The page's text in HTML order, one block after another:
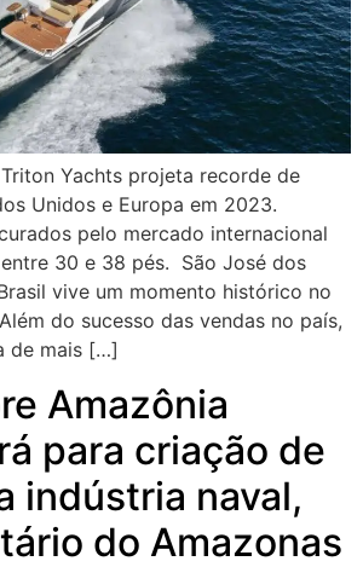
Yachts projeta recorde de
Unidos e Europa em 2023.
pelo mercado internacional
30 e 38 pés. São José dos
vive um momento histórico no
do sucesso das vendas no país,
de mais […]
Amazônia
para criação de
indústria naval,
do Amazonas